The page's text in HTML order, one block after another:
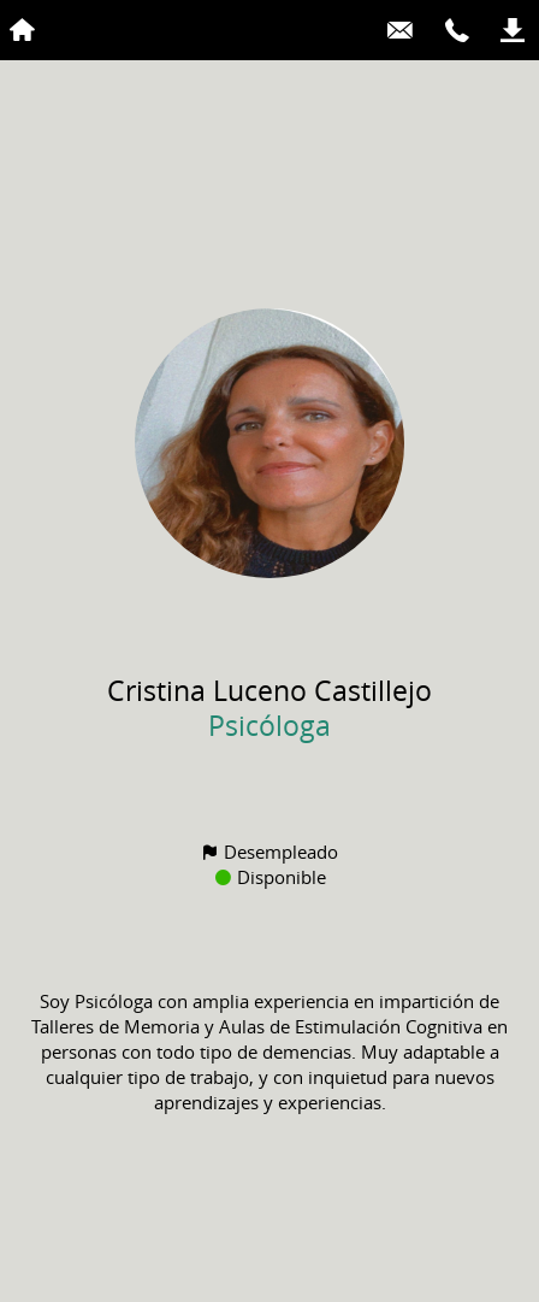
Cristina Luceno Castillejo
Psicóloga
Desempleado
Disponible
Soy Psicóloga con amplia experiencia en impartición de
Talleres de Memoria y Aulas de Estimulación Cognitiva en
personas con todo tipo de demencias. Muy adaptable a
cualquier tipo de trabajo, y con inquietud para nuevos
aprendizajes y experiencias.